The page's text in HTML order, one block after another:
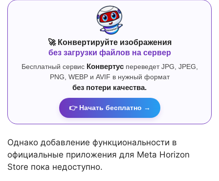
🚀 Конвертируйте изображения
без загрузки файлов на сервер
Бесплатный сервис Конвертуспереведет JPG, JPEG,
PNG, WEBP и AVIF в нужный формат
без потери качества.
👉 Начать бесплатно →
Однако добавление функциональности в
официальные приложения для Meta Horizon
Store пока недоступно.